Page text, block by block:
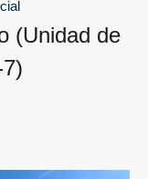
(Unidad de